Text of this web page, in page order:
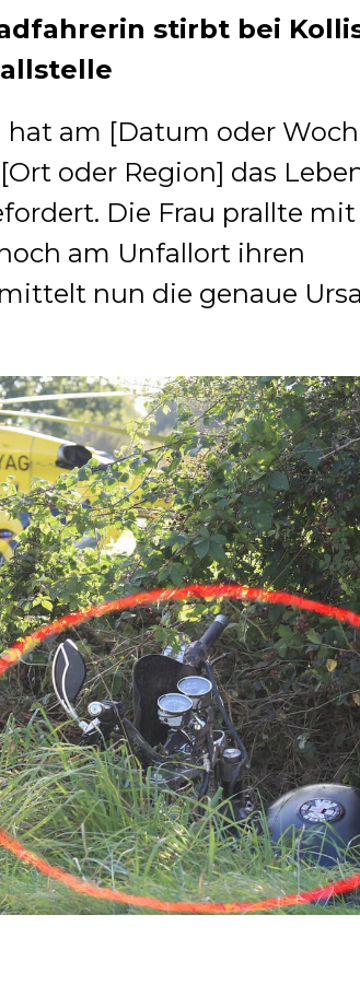
stirbt bei
hat am [Datum oder
oder Region] das
Die Frau prallte
am Unfallort ihren
nun die genaue